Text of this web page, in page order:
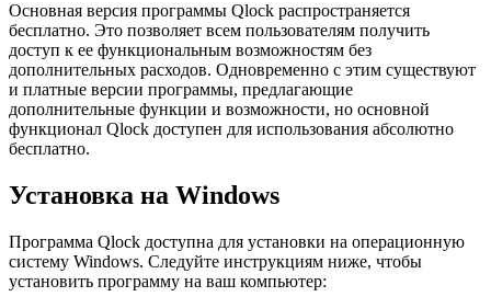
Основная версия программы Qlock распространяется
бесплатно. Это позволяет всем пользователям получить
доступ к ее функциональным возможностям без
дополнительных расходов. Одновременно с этим существуют
и платные версии программы, предлагающие
дополнительные функции и возможности, но основной
функционал Qlock доступен для использования абсолютно
бесплатно.
Установка на Windows
Программа Qlock доступна для установки на операционную
систему Windows. Следуйте инструкциям ниже, чтобы
установить программу на ваш компьютер: